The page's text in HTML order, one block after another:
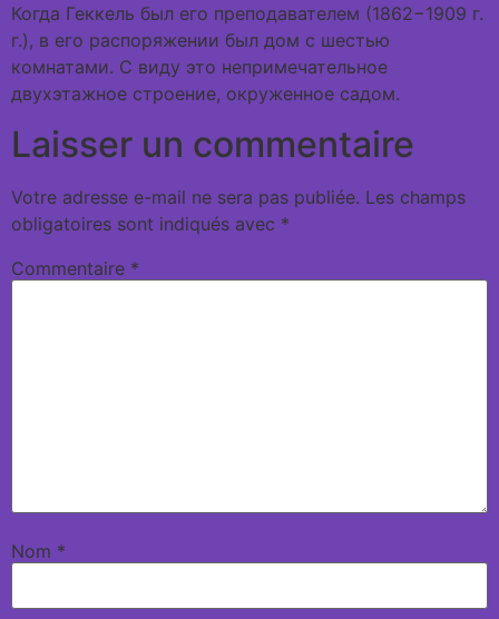
Когда Геккель был его преподавателем (1862−1909 г.
г.), в его распоряжении был дом с шестью
комнатами. С виду это непримечательное
двухэтажное строение, окруженное садом.
Laisser un commentaire
Votre adresse e-mail ne sera pas publiée. Les champs
obligatoires sont indiqués avec *
Commentaire *
Nom *